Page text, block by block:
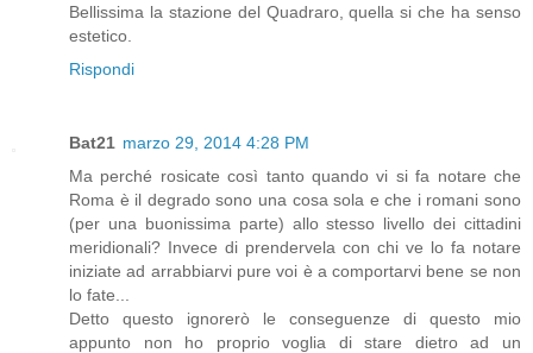
Bellissima la stazione del Quadraro, quella si che ha senso
estetico.
Rispondi
Bat21 marzo 29, 2014 4:28 PM
Ma perché rosicate così tanto quando vi si fa notare che
Roma è il degrado sono una cosa sola e che i romani sono
(per una buonissima parte) allo stesso livello dei cittadini
meridionali? Invece di prendervela con chi ve lo fa notare
iniziate ad arrabbiarvi pure voi è a comportarvi bene se non
lo fate...
Detto questo ignorerò le conseguenze di questo mio
appunto non ho proprio voglia di stare dietro ad un